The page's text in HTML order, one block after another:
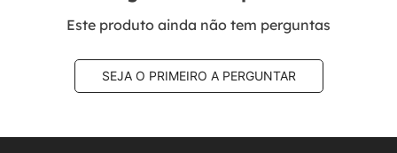
Este produto ainda não tem perguntas
SEJA O PRIMEIRO A PERGUNTAR